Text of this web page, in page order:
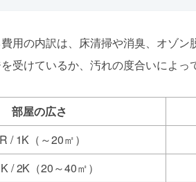
用の内訳は、床清掃や消臭、オゾ
受けているか、汚れの度合いによっ
部屋の広さ
/ 1K（～20㎡）
/ 2K（20～40㎡）